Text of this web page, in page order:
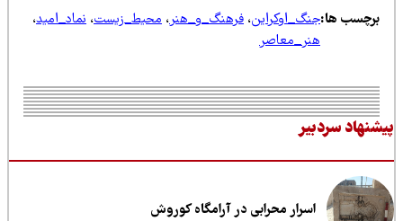
ها:جنگ_اوکراین،فرهنگ_و_هنر،محیط_زیست،نماد_امید،
هنر_معاصر
سردبیر
اسرار محرابی در آرامگاه کوروش